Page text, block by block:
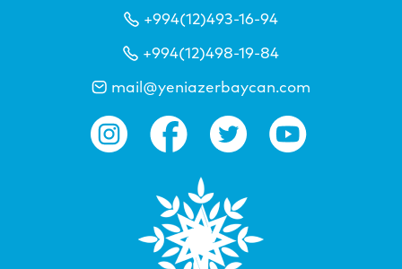
+994(12)493-16-94
+994(12)498-19-84
mail@yeniazerbaycan.com